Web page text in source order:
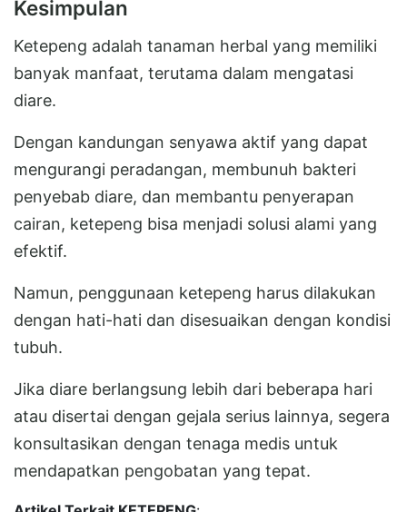
Kesimpulan
Ketepeng adalah tanaman herbal yang memiliki
banyak manfaat, terutama dalam mengatasi
diare.
Dengan kandungan senyawa aktif yang dapat
mengurangi peradangan, membunuh bakteri
penyebab diare, dan membantu penyerapan
cairan, ketepeng bisa menjadi solusi alami yang
efektif.
Namun, penggunaan ketepeng harus dilakukan
dengan hati-hati dan disesuaikan dengan kondisi
tubuh.
Jika diare berlangsung lebih dari beberapa hari
atau disertai dengan gejala serius lainnya, segera
konsultasikan dengan tenaga medis untuk
mendapatkan pengobatan yang tepat.